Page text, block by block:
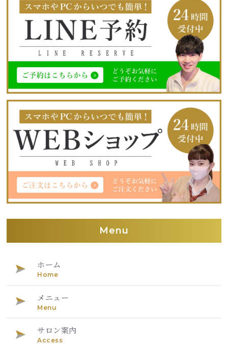
Menu
ホーム
Home
メニュー
Menu
サロン案内
Access